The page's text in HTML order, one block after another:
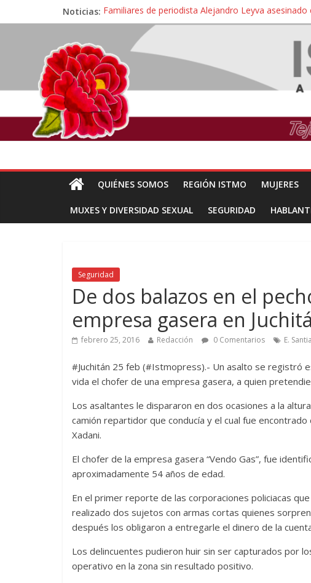
Noticias: Familiares de periodista Alejandro Leyva
Alertan pescadores de Juchitán, Oaxaca de nuevo
Pescadores y comuneros ikoots detienen la
Un nuevo derrame de hidrocarburo afecta a Salina
🎧Capítulo 2 : CUIDAR A MI HIJA CON SÍNDROME
QUIÉNES SOMOS REGIÓN ISTMO MUJERES
MUXES Y DIVERSIDAD SEXUAL SEGURIDAD
Seguridad
De dos balazos en el
empresa gasera en
febrero 25, 2016 Redacción 0 Comentarios E.
#Juchitán 25 feb (#Istmopress).- Un asalto se registró
vida el chofer de una empresa gasera, a quien
Los asaltantes le dispararon en dos ocasiones a la
camión repartidor que conducía y el cual fue
Xadani.
El chofer de la empresa gasera “Vendo Gas”, fue
aproximadamente 54 años de edad.
En el primer reporte de las corporaciones policiacas
realizado dos sujetos con armas cortas quienes
después los obligaron a entregarle el dinero de la
Los delincuentes pudieron huir sin ser capturados por
operativo en la zona sin resultado positivo.